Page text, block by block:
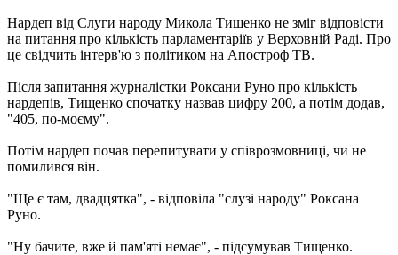
Нардеп від Слуги народу Микола Тищенко не зміг відповісти
на питання про кількість парламентаріїв у Верховній Раді. Про
це свідчить інтерв'ю з політиком на Апостроф ТВ.
Після запитання журналістки Роксани Руно про кількість
нардепів, Тищенко спочатку назвав цифру 200, а потім додав,
"405, по-моєму".
Потім нардеп почав перепитувати у співрозмовниці, чи не
помилився він.
"Ще є там, двадцятка", - відповіла "слузі народу" Роксана
Руно.
"Ну бачите, вже й пам'яті немає", - підсумував Тищенко.